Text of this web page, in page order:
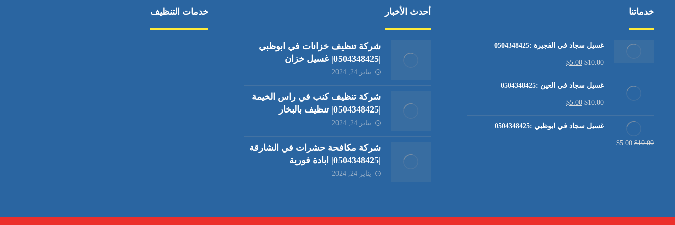
خدماتنا
غسيل سجاد في الفجيرة :0504348425
$10.00
$5.00
غسيل سجاد في العين :0504348425
$10.00
$5.00
غسيل سجاد في ابوظبي :0504348425
$10.00
$5.00
أحدث الأخبار
شركة تنظيف خزانات في ابوظبي
|0504348425| غسيل خزان
يناير 24, 2024
شركة تنظيف كنب في راس الخيمة
|0504348425| تنظيف بالبخار
يناير 24, 2024
شركة مكافحة حشرات في الشارقة
|0504348425| ابادة فورية
يناير 24, 2024
خدمات التنظيف